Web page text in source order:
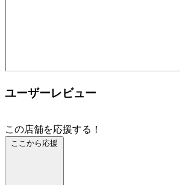
ユーザーレビュー
この店舗を応援する！
ここから応援